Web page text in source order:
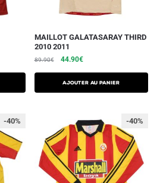
MAILLOT GALATASARAY THIRD
2010 2011
89.90€ 44.90€
AJOUTER AU PANIER
-40% -40%